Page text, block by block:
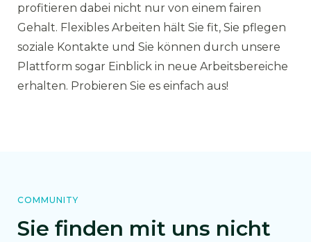
profitieren dabei nicht nur von einem fairen
Gehalt. Flexibles Arbeiten hält Sie fit, Sie pflegen
soziale Kontakte und Sie können durch unsere
Plattform sogar Einblick in neue Arbeitsbereiche
erhalten. Probieren Sie es einfach aus!
COMMUNITY
Sie finden mit uns nicht